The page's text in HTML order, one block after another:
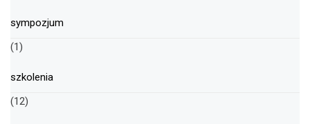
sympozjum
(1)
szkolenia
(12)